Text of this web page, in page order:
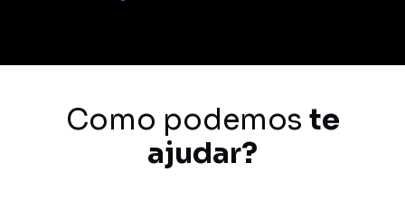
Como podemos te
ajudar?